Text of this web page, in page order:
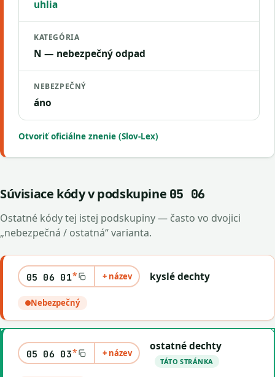
uhlia
KATEGÓRIA
N — nebezpečný odpad
NEBEZPEČNÝ
áno
Otvoriť oficiálne znenie (Slov-Lex)
Súvisiace kódy v podskupine 05 06
Ostatné kódy tej istej podskupiny — často vo dvojici
„nebezpečná / ostatná“ varianta.
05 06 01* + název kyslé dechty
Nebezpečný
05 06 03* + název
ostatné dechty
TÁTO STRÁNKA